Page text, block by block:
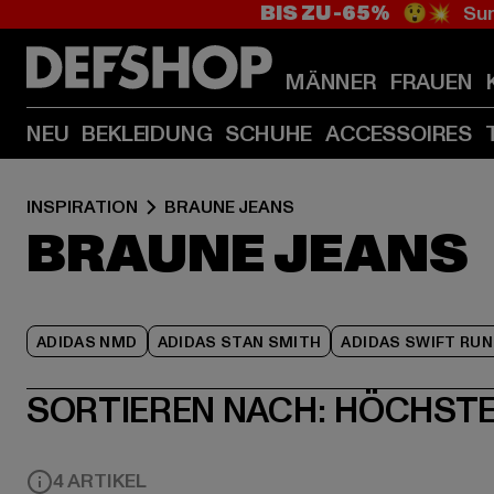
BIS ZU -65% 😲💥
MÄNNER FRAUEN
NEU BEKLEIDUNG SCHUHE ACCESSOIRES
INSPIRATION BRAUNE JEANS
BRAUNE JEANS
ADIDAS NMD ADIDAS STAN SMITH ADIDAS SWIFT RUN
SORTIEREN NACH:
4 ARTIKEL